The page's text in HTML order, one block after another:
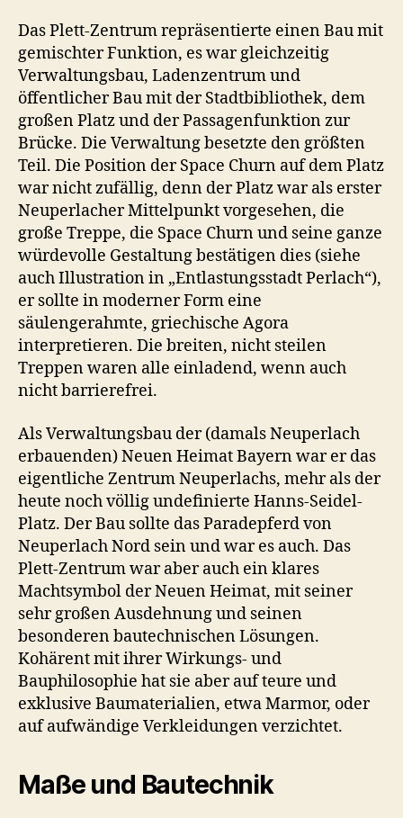
Das Plett-Zentrum repräsentierte einen Bau mit
gemischter Funktion, es war gleichzeitig
Verwaltungsbau, Ladenzentrum und
öffentlicher Bau mit der Stadtbibliothek, dem
großen Platz und der Passagenfunktion zur
Brücke. Die Verwaltung besetzte den größten
Teil. Die Position der Space Churn auf dem Platz
war nicht zufällig, denn der Platz war als erster
Neuperlacher Mittelpunkt vorgesehen, die
große Treppe, die Space Churn und seine ganze
würdevolle Gestaltung bestätigen dies (siehe
auch Illustration in „Entlastungsstadt Perlach“),
er sollte in moderner Form eine
säulengerahmte, griechische Agora
interpretieren. Die breiten, nicht steilen
Treppen waren alle einladend, wenn auch
nicht barrierefrei.
Als Verwaltungsbau der (damals Neuperlach
erbauenden) Neuen Heimat Bayern war er das
eigentliche Zentrum Neuperlachs, mehr als der
heute noch völlig undefinierte Hanns-Seidel-
Platz. Der Bau sollte das Paradepferd von
Neuperlach Nord sein und war es auch. Das
Plett-Zentrum war aber auch ein klares
Machtsymbol der Neuen Heimat, mit seiner
sehr großen Ausdehnung und seinen
besonderen bautechnischen Lösungen.
Kohärent mit ihrer Wirkungs- und
Bauphilosophie hat sie aber auf teure und
exklusive Baumaterialien, etwa Marmor, oder
auf aufwändige Verkleidungen verzichtet.
Maße und Bautechnik